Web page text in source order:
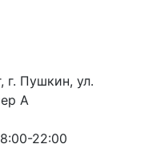
г. Пушкин, ул.
А
22:00